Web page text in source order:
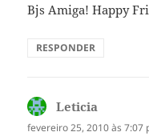
Bjs Amiga! Happy
RESPONDER
Leticia
fevereiro 25, 2010 às 7:07